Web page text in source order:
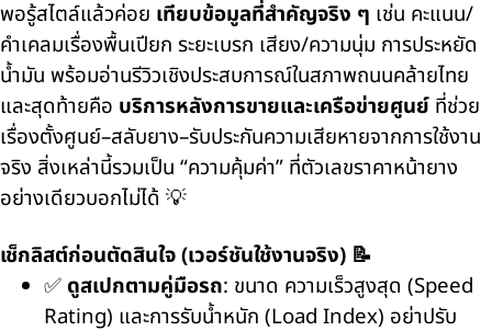
พอรู้สไตล์แล้วค่อย เทียบข้อมูลที่สำคัญจริง ๆ เช่น คะแนน/
คำเคลมเรื่องพื้นเปียก ระยะเบรก เสียง/ความนุ่ม การประหยัด
น้ำมัน พร้อมอ่านรีวิวเชิงประสบการณ์ในสภาพถนนคล้ายไทย
และสุดท้ายคือ บริการหลังการขายและเครือข่ายศูนย์ ที่ช่วย
เรื่องตั้งศูนย์–สลับยาง–รับประกันความเสียหายจากการใช้งาน
จริง สิ่งเหล่านี้รวมเป็น “ความคุ้มค่า” ที่ตัวเลขราคาหน้ายาง
อย่างเดียวบอกไม่ได้ 💡
เช็กลิสต์ก่อนตัดสินใจ (เวอร์ชันใช้งานจริง) 📝
✅ ดูสเปกตามคู่มือรถ: ขนาด ความเร็วสูงสุด (Speed
Rating) และการรับน้ำหนัก (Load Index) อย่าปรับ